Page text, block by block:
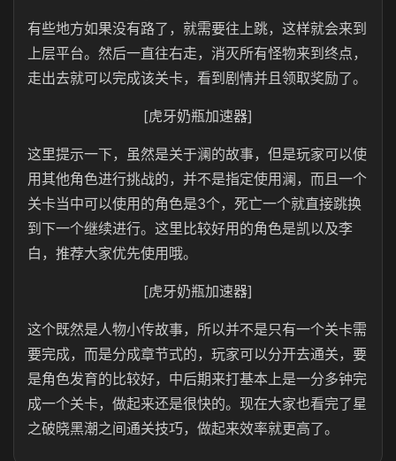
有些地方如果没有路了，就需要往上跳，这样就会来到
上层平台。然后一直往右走，消灭所有怪物来到终点，
走出去就可以完成该关卡，看到剧情并且领取奖励了。
[虎牙奶瓶加速器]
这里提示一下，虽然是关于澜的故事，但是玩家可以使
用其他角色进行挑战的，并不是指定使用澜，而且一个
关卡当中可以使用的角色是3个，死亡一个就直接跳换
到下一个继续进行。这里比较好用的角色是凯以及李
白，推荐大家优先使用哦。
[虎牙奶瓶加速器]
这个既然是人物小传故事，所以并不是只有一个关卡需
要完成，而是分成章节式的，玩家可以分开去通关，要
是角色发育的比较好，中后期来打基本上是一分多钟完
成一个关卡，做起来还是很快的。现在大家也看完了星
之破晓黑潮之间通关技巧，做起来效率就更高了。